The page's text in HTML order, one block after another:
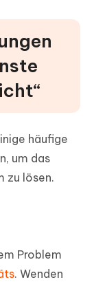
häufige
um das
zu lösen.
Problem
. Wenden